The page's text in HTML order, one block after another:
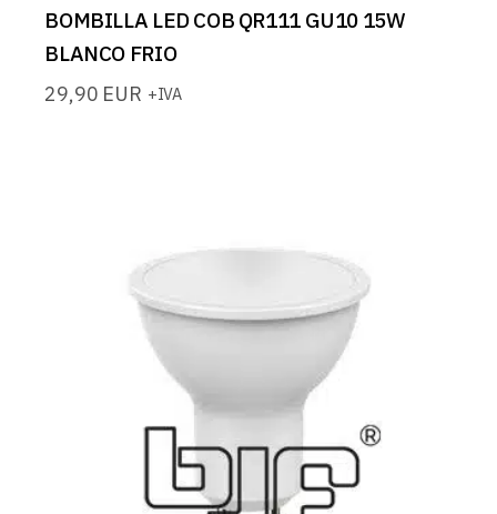
BOMBILLA LED COB QR111 GU10 15W
BLANCO FRIO
29,90 EUR +IVA